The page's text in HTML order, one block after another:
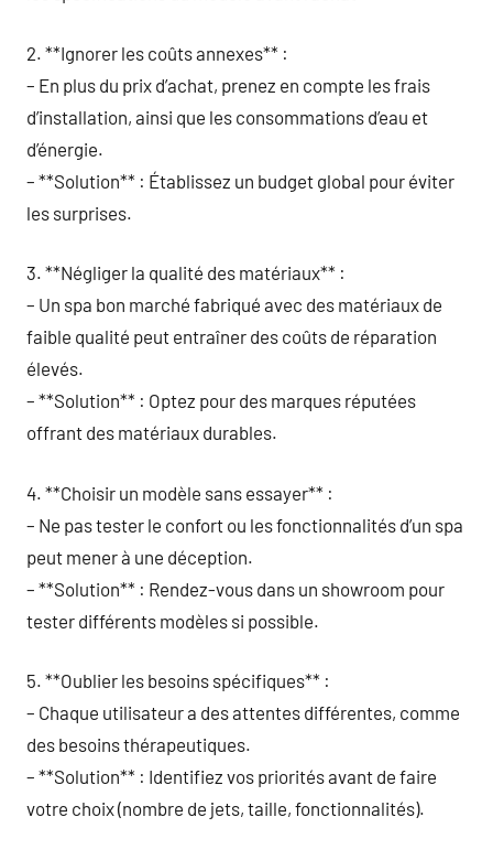
2. **Ignorer les coûts annexes** :
– En plus du prix d’achat, prenez en compte les frais
d’installation, ainsi que les consommations d’eau et
d’énergie.
– **Solution** : Établissez un budget global pour éviter
les surprises.
3. **Négliger la qualité des matériaux** :
– Un spa bon marché fabriqué avec des matériaux de
faible qualité peut entraîner des coûts de réparation
élevés.
– **Solution** : Optez pour des marques réputées
offrant des matériaux durables.
4. **Choisir un modèle sans essayer** :
– Ne pas tester le confort ou les fonctionnalités d’un spa
peut mener à une déception.
– **Solution** : Rendez-vous dans un showroom pour
tester différents modèles si possible.
5. **Oublier les besoins spécifiques** :
– Chaque utilisateur a des attentes différentes, comme
des besoins thérapeutiques.
– **Solution** : Identifiez vos priorités avant de faire
votre choix (nombre de jets, taille, fonctionnalités).